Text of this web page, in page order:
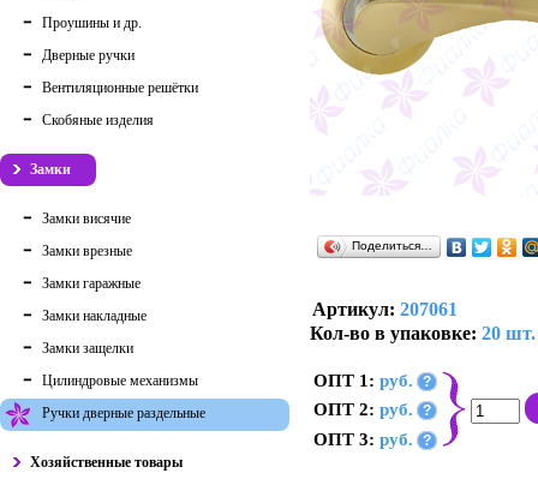
Проушины и др.
Дверные ручки
Вентиляционные решётки
Скобяные изделия
Замки
Замки висячие
Замки врезные
Замки гаражные
Замки накладные
Замки защелки
Цилиндровые механизмы
Ручки дверные раздельные
Хозяйственные товары
Поделиться…
Артикул: 207061
Кол-во в упаковке: 20 шт.
ОПТ 1: руб. ?
ОПТ 2: руб. ?
ОПТ 3: руб. ?